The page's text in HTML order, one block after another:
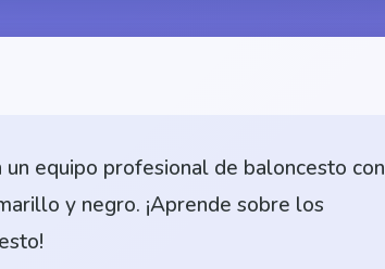
equipo profesional de baloncesto con
y negro. ¡Aprende sobre los